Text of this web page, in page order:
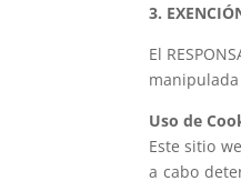
3.
El
Uso de
Este sitio
a cabo